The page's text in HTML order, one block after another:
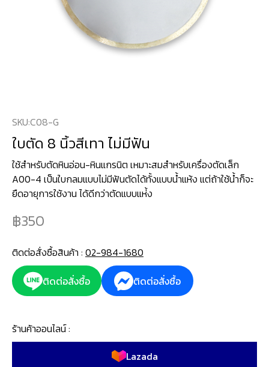
SKU:C08-G
ใบตัด 8 นิ้วสีเทา ไม่มีฟัน
ใช้สำหรับตัดหินอ่อน-หินแกรนิต เหมาะสมสำหรับเครื่องตัดเล็ก
A00-4 เป็นใบกลมแบบไม่มีฟันตัดได้ทั้งแบบน้ำแห้ง แต่ถ้าใช้น้ำก็จะ
ยืดอายุการใช้งาน ได้ดีกว่าตัดแบบแห่้ง
350
ติดต่อสั่งซื้อสินค้า : 02-984-1680
ติดต่อสั่งซื้อ
ติดต่อสั่งซื้อ
ร้านค้าออนไลน์ :
Lazada